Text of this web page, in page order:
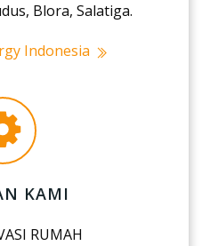
Blora, Salatiga.
Indonesia
KAMI
RUMAH